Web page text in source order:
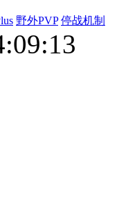
野外PVP 停战机制